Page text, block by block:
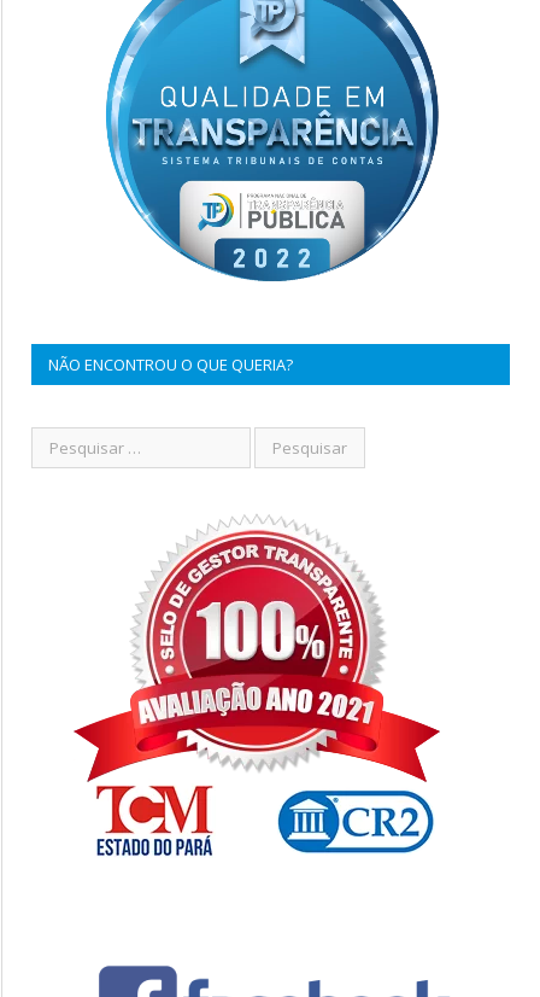
NÃO ENCONTROU O QUE QUERIA?